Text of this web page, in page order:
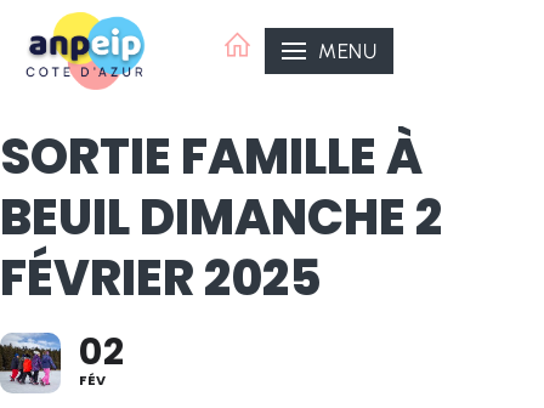
contenu
MENU
SORTIE FAMILLE À
BEUIL DIMANCHE 2
FÉVRIER 2025
02
FÉV